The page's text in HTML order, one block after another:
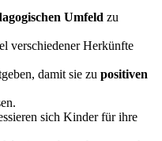
Umfeld zu
verschiedener Herkünfte
damit sie zu positiven
sich Kinder für ihre